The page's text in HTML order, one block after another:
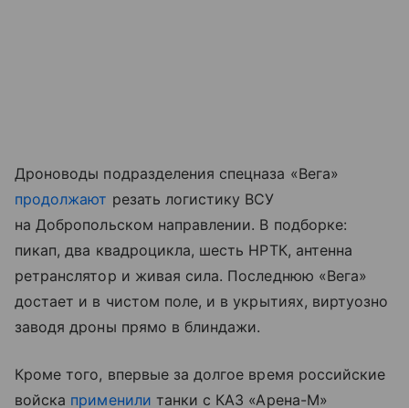
Дроноводы подразделения спецназа «Вега»
продолжают резать логистику ВСУ
на Добропольском направлении. В подборке:
пикап, два квадроцикла, шесть НРТК, антенна
ретранслятор и живая сила. Последнюю «Вега»
достает и в чистом поле, и в укрытиях, виртуозно
заводя дроны прямо в блиндажи.
Кроме того, впервые за долгое время российские
войска применили танки с КАЗ «Арена-М»